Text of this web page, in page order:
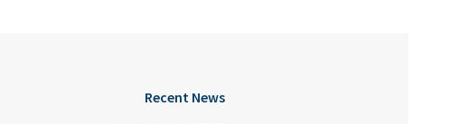
Recent News